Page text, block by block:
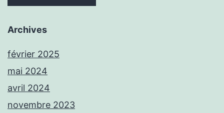
Archives
février 2025
mai 2024
avril 2024
novembre 2023